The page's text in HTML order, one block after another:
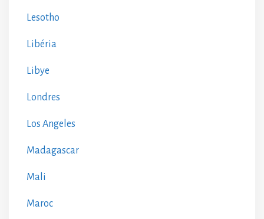
Lesotho
Libéria
Libye
Londres
Los Angeles
Madagascar
Mali
Maroc